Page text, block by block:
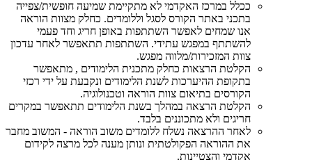
ככלל במרכז האקדמי לא מתקיימת שמיעה חופשית/צפייה
בתכני באתר הקורס לסגל וללומדים. כחלק מצוות הוראה
אנו שמחים לאפשר השתתפות באופן חריג וחד פעמי
להשתתף במפגש עתידי. השתתפות תתאפשר לאחר עדכון
צוות המזכירות/מלווה מפגש.
הקלטת הרצאות כחלק מתכנית הלימודים , מתאפשר
בתקופת ההיערכות לשנת הלימודים ונקבעת על ידי רכזי
הקורסים בתיאום צוות הוראה וטכנולוגיה.
הקלטת הרצאה במהלך בשנת הלימודים תתאפשר במקרים
חריגים ולא מתכוננים בלבד.
לאחר ההרצאה נשלח ללומדים משוב הוראה - המשוב מחבר
את ההוראה הפקולטתית ונותן מענה לכל מרצה לקידום
אקדמי והצטיינות.